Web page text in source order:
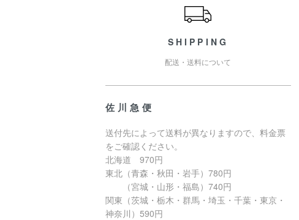
SHIPPING
配送・送料について
佐川急便
送付先によって送料が異なりますので、料金票
をご確認ください。
北海道 970円
東北（青森・秋田・岩手）780円
（宮城・山形・福島）740円
関東（茨城・栃木・群馬・埼玉・千葉・東京・
神奈川）590円